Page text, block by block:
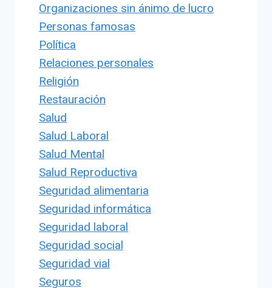
Organizaciones sin ánimo de lucro
Personas famosas
Política
Relaciones personales
Religión
Restauración
Salud
Salud Laboral
Salud Mental
Salud Reproductiva
Seguridad alimentaria
Seguridad informática
Seguridad laboral
Seguridad social
Seguridad vial
Seguros